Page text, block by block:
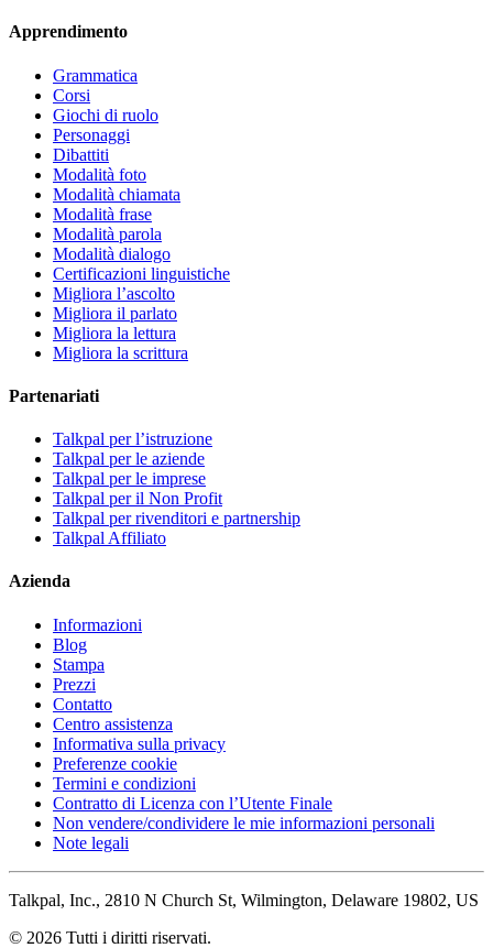
Apprendimento
Grammatica
Corsi
Giochi di ruolo
Personaggi
Dibattiti
Modalità foto
Modalità chiamata
Modalità frase
Modalità parola
Modalità dialogo
Certificazioni linguistiche
Migliora l’ascolto
Migliora il parlato
Migliora la lettura
Migliora la scrittura
Partenariati
Talkpal per l’istruzione
Talkpal per le aziende
Talkpal per le imprese
Talkpal per il Non Profit
Talkpal per rivenditori e partnership
Talkpal Affiliato
Azienda
Informazioni
Blog
Stampa
Prezzi
Contatto
Centro assistenza
Informativa sulla privacy
Preferenze cookie
Termini e condizioni
Contratto di Licenza con l’Utente Finale
Non vendere/condividere le mie informazioni personali
Note legali
Talkpal, Inc., 2810 N Church St, Wilmington, Delaware 19802, US
© 2026 Tutti i diritti riservati.